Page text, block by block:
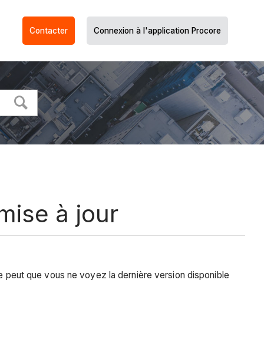
Contacter Connexion à l'application Procore
à jour
peut que vous ne voyez la dernière version disponible